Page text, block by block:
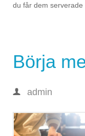
du får dem serverade
Börja
admin